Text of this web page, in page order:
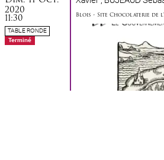
2020
11:30
TABLE RONDE
Terminé
Blois • Site Chocolaterie de